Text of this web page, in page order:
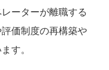
ーターが離職する
価制度の再構築や
す。